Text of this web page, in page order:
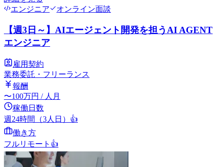
エンジニア
オンライン面談
【週3日～】AIエージェント開発を担うAI AGENT
エンジニア
雇用契約
業務委託・フリーランス
報酬
〜100万円 / 人月
稼働日数
週24時間（3人日） 👍
働き方
フルリモート 👍